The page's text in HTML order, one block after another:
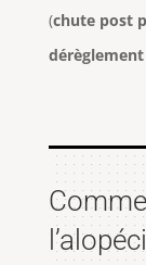
(chute post